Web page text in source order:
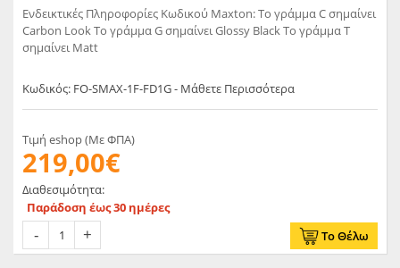
Ενδεικτικές Πληροφορίες Κωδικού Maxton: Το γράμμα C σημαίνει
Carbon Look Το γράμμα G σημαίνει Glossy Black Το γράμμα T
σημαίνει Matt
Κωδικός: FO-SMAX-1F-FD1G - Μάθετε Περισσότερα
Τιμή eshop (Με ΦΠΑ)
219,00€
Διαθεσιμότητα:
Παράδοση έως 30 ημέρες
Το Θέλω